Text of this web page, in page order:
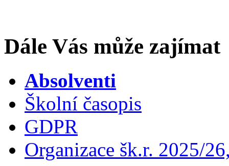
Dále Vás může zajímat
Absolventi
Školní časopis
GDPR
Organizace šk.r. 2025/